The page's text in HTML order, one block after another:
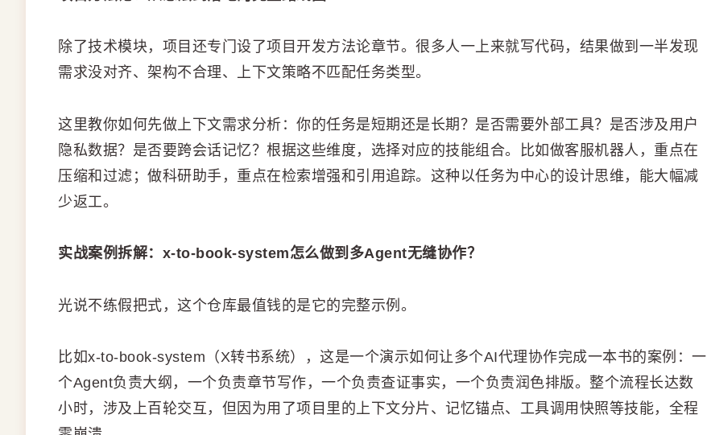
除了技术模块，项目还专门设了项目开发方法论章节。很多人一上来就写代码，结果做到一半发现
需求没对齐、架构不合理、上下文策略不匹配任务类型。
这里教你如何先做上下文需求分析：你的任务是短期还是长期？是否需要外部工具？是否涉及用户
隐私数据？是否要跨会话记忆？根据这些维度，选择对应的技能组合。比如做客服机器人，重点在
压缩和过滤；做科研助手，重点在检索增强和引用追踪。这种以任务为中心的设计思维，能大幅减
少返工。
实战案例拆解：x-to-book-system怎么做到多Agent无缝协作？
光说不练假把式，这个仓库最值钱的是它的完整示例。
比如x-to-book-system（X转书系统），这是一个演示如何让多个AI代理协作完成一本书的案例：一
个Agent负责大纲，一个负责章节写作，一个负责查证事实，一个负责润色排版。整个流程长达数
小时，涉及上百轮交互，但因为用了项目里的上下文分片、记忆锚点、工具调用快照等技能，全程